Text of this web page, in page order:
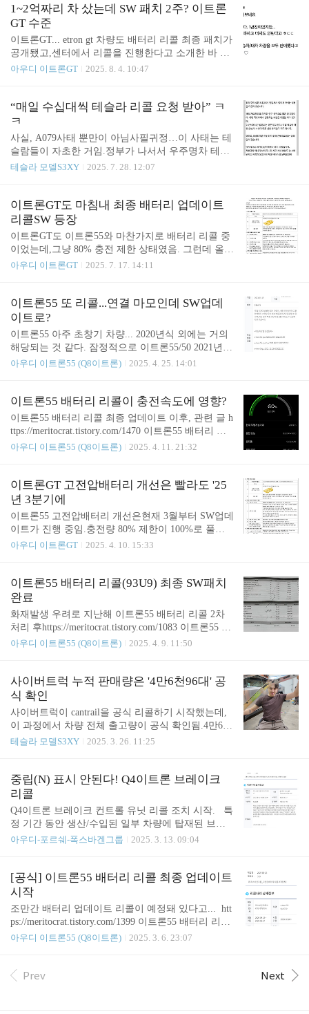
적임.배터리 콘트롤을 못할 수 있다는 거잖아.배터리
셀 불량을 BMS가 간과하면 화재로 이어질 수도 있는
거임. 사지 말라고 해도 어차피 살거...잖... 제조사의
반성도 없고, 구매자들도 무지성으로 사고...아무리
지적질 해도 벤츠 할인이라면 침 질질 흘리며... 결국
... 이게 뭔 의미가 있는 포스팅일까. ㄷㄷ Meritocrat
1~2억짜리 차 샀는데 SW 패치 2주? 이트론
GT 수준
이트론GT... etron gt 차량도 배터리 리콜 최종 패치가
공개됐고,센터에서 리콜을 진행한다고 소개한 바 있
음. 참고 https://meritocrat.tistory.com/1659 이트론GT
는데,그냥 80% 충전 제한 상태였음. 그런데 올해 초
리콜하겠다고 해 놓고일단 최종 SW업데이트는 중단
된 상태였음. 참고 https://meritocrat.tistormeritocrat.tist
ory.com 그런데 웃긴 건 센터의 실질 대응임.SW 패치
해 주는데 2주가 걸린다고 ㄷㄷ1박2일이면 솔직히
이해는 가지만, 2주는 좀 너무한 거 아니냐고.당연 대
건으로..
아우디 이트론GT 2025. 8. 4. 10:47
“매일 수십대씩 테슬라 리콜 요청 받아” ㅋ
ㅋ
사실, A079사태 뿐만이 아님사필귀정…이 사태는 테
슬람들이 자초한 거임.정부가 나서서 우주명차 테슬
라 탄압할지지켜봐야지 ㅋㅋMeritocrat @ it’s electric
테슬라 모델S3XY 2025. 7. 28. 12:07
이트론GT도 마침내 최종 배터리 업데이트
리콜SW 등장
이트론GT도 이트론55와 마찬가지로 배터리 리콜 중
이었는데,그냥 80% 충전 제한 상태였음. 그런데 올해
초 리콜하겠다고 해 놓고일단 최종 SW업데이트는
기에이트론55 고전압배터리 개선은현재 3월부터 SW
업데이트가 진행 중임.충전량 80% 제한이 100%로
풀림. 참고 글 https://meritocrat.tistory.com/1470 이트
론55 배터리 리콜(93U9) 최종 SW패치 완료화재발생
우려meritocrat.tistory.com 그런데 7월 14일에 리콜이
발표됨.최종SW 업데이트를 해 준다고.아마도 이트
최..
아우디 이트론GT 2025. 7. 17. 14:11
이트론55 또 리콜...연결 마모인데 SW업데
이트로?
이트론55 아주 초창기 차량... 2020년식 외에는 거의
해당되는 것 같다. 잠정적으로 이트론55/50 2021년식
부터인 듯.(내 차는 해당 안됨 ㄷㄷ, 다행인건가?) 내
되는 건이다. 리콜 켐페인 번호가 93PG인것 같은데,
해외 사례도 아직 올라온 게 없는 듯 하다.지켜봐야
할 듯. Meritocrat @ it's electric
아우디 이트론55 (Q8이트론) 2025. 4. 25. 14:01
이트론55 배터리 리콜이 충전속도에 영향?
이트론55 배터리 리콜 최종 업데이트 이후, 관련 글 h
ttps://meritocrat.tistory.com/1470 이트론55 배터리 리
콜(93U9) 최종 SW패치 완료화재발생 우려로 지난해
처리했습니다1차에서 고전압배터리 문제점을 체크
하기 위해 약 4개meritocrat.tistory.com 일부 이용자가
충전속도가 정상이 아니라는 의견이 나왔다. 과연 충
전커브를 강제 조정해서 최종 리콜 조치를 했을
지... 100kw 급속 충전기에서 59%부터 100%까지 시
도해충전 속도를 직접 체크해 봤다. 이트론55는 100k
아우디 이트론55 (Q8이트론) 2025. 4. 11. 21:32
이트론GT 고전압배터리 개선은 빨라도 '25
년 3분기에
이트론55 고전압배터리 개선은현재 3월부터 SW업데
이트가 진행 중임.충전량 80% 제한이 100%로 풀
림. 참고 글 https://meritocrat.tistory.com/1470 이트론5
s://meritocrat.tistory.com/1083 이트론55 배터리 리콜,
4개월만에 '2차' 처리했습니다1차에서 고전압배터리
문제점을 체크하기 위해 약 4개meritocrat.tistory.co
m 그런데 이트론GT의 경우에는 동일한 고전압 배터
리 리콜이 진행 중인데,오는 2025년 3분기가 되야 최
종 패치가 가능해 질 예정이라고.때문에 80% 충전제
아우디 이트론GT 2025. 4. 10. 15:33
이트론55 배터리 리콜(93U9) 최종 SW패치
완료
화재발생 우려로 지난해 이트론55 배터리 리콜 2차
처리 후https://meritocrat.tistory.com/1083 이트론55 배
터리 리콜, 4개월만에 '2차' 처리했습니다1차에서 고
태를 점검하고 본사로 정보 전송... 그리고 수정된 S
W업데이트...(이 과정에서 배meritocrat.tistory.com 20
24년을 넘어 2025년 3월부터 드디어 최종 SW 패치
진행.리콜 번호는 93U9 임. 이로서 이트론55는 100%
충전이 공식적으로 가능해짐.아래는 정기점검 작업
도 함께 진행된 결과이고... 뭐 크게 달라진 건 없어
터리에도 문제 없..
아우디 이트론55 (Q8이트론) 2025. 4. 9. 11:50
사이버트럭 누적 판매량은 '4만6천96대' 공
식 확인
사이버트럭이 cantrail을 공식 리콜하기 시작했는데,
이 과정에서 차량 전체 출고량이 공식 확인됨.4만6천
96대... (이 비싼 차를 북미에서만 꽤 많이 팔았네?
는 '구조접착제' 하자라고 함.주행 중에 뜯겨 나가 버
린다고 ㄷㄷ 제기된 하자 이슈 https://youtu.be/3WldS
l3HGr8?si=C8QkOgfnuDHCdRoe https://www.caranddr
iver.com/news/a64245325/tesla-cybertruck-loose-steel-bo
dy-part-recall/https://www.carscoops.com/2025/03/tesla-r
ecalls-every-singl..
테슬라 모델S3XY 2025. 3. 26. 11:25
중립(N) 표시 안된다! Q4이트론 브레이크
리콜
Q4이트론 브레이크 컨트롤 유닛 리콜 조치 시작. 특
정 기간 동안 생산/수입된 일부 차량에 탑재된 브레
이크 컨트롤 유닛 소프트웨어 조합 오류로 인하여,
험이 증가할 수 있는 가능성에 따른 리콜 (이는 자동
차 및 자동차부품의 성능과 기준에 관한 규칙 제13조
(조종장치) 별표2의 일부를 준수하지 않아 국내 안전
기준을 충족하지 않을 수 있음) 참고 https://n.news.na
ver.com/mnews/article/001/0015262200?sid=101 벤츠·
아우디·도요타 등 수입차 11개 차종 1만5천671대 리
그룹코리아, 한국토요타자동차, 스텔란..
아우디-포르쉐-폭스바겐그룹 2025. 3. 13. 09:04
[공식] 이트론55 배터리 리콜 최종 업데이트
시작
조만간 배터리 업데이트 리콜이 예정돼 있다고... htt
ps://meritocrat.tistory.com/1399 이트론55 배터리 리콜,
최종 SW 업데이트 임박이트론55의 배터리 리콜에
월만에 '2차' 처리했습니다1차에서 고전압배터리 문
아우디 이트론55 (Q8이트론) 2025. 3. 6. 23:07
Prev Next